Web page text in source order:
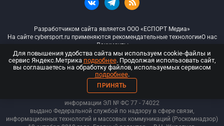
Разработчиком сайта является ООО «ЕСПОРТ Медиа»
На сайте cybersport.ru применяются рекомендательные технологииО нас
Документы
© ООО «Киберспорт.ру» — Все права защищены
18+
ООО «Киберспорт.ру». Свидетельство о регистрации средств массовой
информации ЭЛ № ФС 77 - 74022
выдано Федеральной службой по надзору в сфере связи,
информационных технологий и массовых коммуникаций (Роскомнадзор)
Для повышения удобства сайта мы используем cookie-файлы и
сервис Яндекс.Метрика подробнее. Продолжая использовать сайт,
вы соглашаетесь на обработку файлов, используемых сервисом
подробнее.
ПРИНЯТЬ